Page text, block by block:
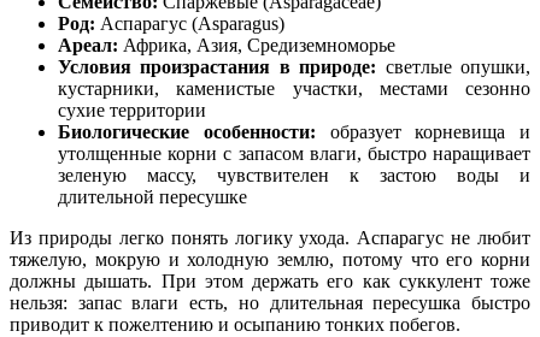
Род: Аспарагус (Asparagus)
Ареал: Африка, Азия, Средиземноморье
Условия произрастания в природе: светлые опушки,
кустарники, каменистые участки, местами сезонно
сухие территории
Биологические особенности: образует корневища и
утолщенные корни с запасом влаги, быстро наращивает
зеленую массу, чувствителен к застою воды и
длительной пересушке
Из природы легко понять логику ухода. Аспарагус не любит
тяжелую, мокрую и холодную землю, потому что его корни
должны дышать. При этом держать его как суккулент тоже
нельзя: запас влаги есть, но длительная пересушка быстро
приводит к пожелтению и осыпанию тонких побегов.